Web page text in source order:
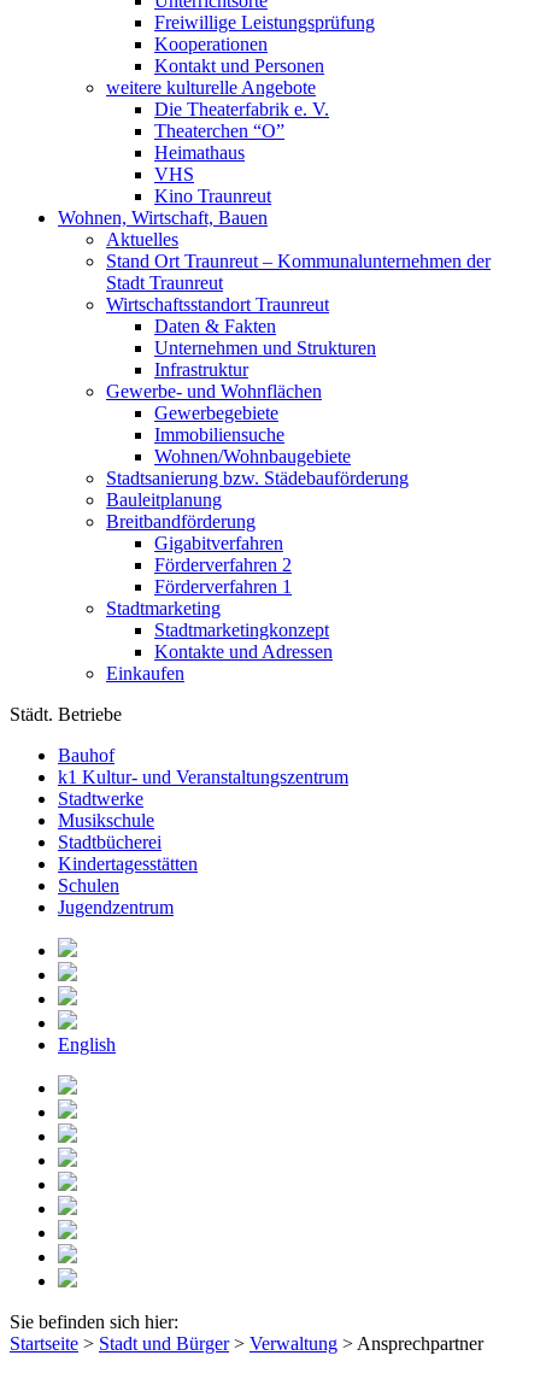
Freiwillige Leistungsprüfung
Kooperationen
Kontakt und Personen
weitere kulturelle Angebote
Die Theaterfabrik e. V.
Theaterchen “O”
Heimathaus
VHS
Kino Traunreut
Wohnen, Wirtschaft, Bauen
Aktuelles
Stand Ort Traunreut – Kommunalunternehmen der
Stadt Traunreut
Wirtschaftsstandort Traunreut
Daten & Fakten
Unternehmen und Strukturen
Infrastruktur
Gewerbe- und Wohnflächen
Gewerbegebiete
Immobiliensuche
Wohnen/Wohnbaugebiete
Stadtsanierung bzw. Städebauförderung
Bauleitplanung
Breitbandförderung
Gigabitverfahren
Förderverfahren 2
Förderverfahren 1
Stadtmarketing
Stadtmarketingkonzept
Kontakte und Adressen
Einkaufen
Städt. Betriebe
Bauhof
k1 Kultur- und Veranstaltungszentrum
Stadtwerke
Musikschule
Stadtbücherei
Kindertagesstätten
Schulen
Jugendzentrum
English
Sie befinden sich hier:
Startseite > Stadt und Bürger> Verwaltung > Ansprechpartner